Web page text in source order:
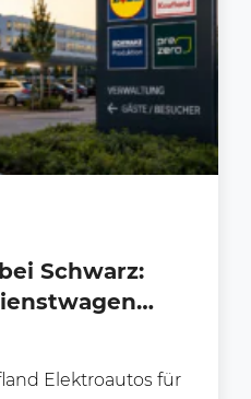
Schwarz:
Kaufland in
Elektroautos für